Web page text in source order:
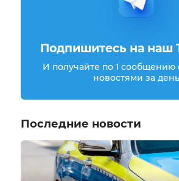
Подпишитесь на наш
И получайте по 1 сообщению
новостями за день
Последние новости